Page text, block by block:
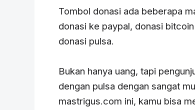
Tombol donasi ada beberapa
donasi ke paypal, donasi
donasi pulsa.
Bukan hanya uang, tapi
dengan pulsa dengan sangat
mastrigus.com ini, kamu bisa